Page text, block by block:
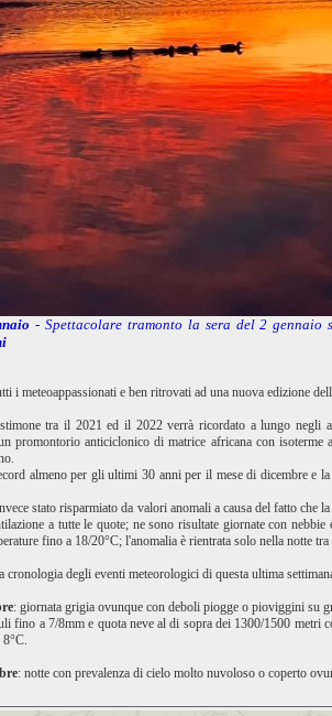
- Spettacolare tramonto la sera del 2 gennaio
i meteoappassionati e ben ritrovati ad una nuova edizione
tra il 2021 ed il 2022 verrà ricordato a lungo
promontorio anticiclonico di matrice africana con
almeno per gli ultimi 30 anni per il mese di dicembre e
stato risparmiato da valori anomali a causa del fatto che
a tutte le quote; ne sono risultate giornate con
fino a 18/20°C; l'anomalia è rientrata solo nella notte
cronologia degli eventi meteorologici di questa ultima
: giornata grigia ovunque con deboli piogge o pioviggini su
fino a 7/8mm e quota neve al di sopra dei 1300/1500 metri
8°C.
: notte con prevalenza di cielo molto nuvoloso o coperto